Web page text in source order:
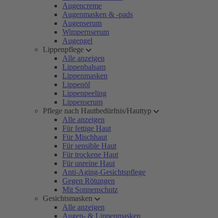
Augencreme
Augenmasken & -pads
Augenserum
Wimpernserum
Augengel
Lippenpflege
Alle anzeigen
Lippenbalsam
Lippenmasken
Lippenöl
Lippenpeeling
Lippenserum
Pflege nach Hautbedürfnis/Hauttyp
Alle anzeigen
Für fettige Haut
Für Mischhaut
Für sensible Haut
Für trockene Haut
Für unreine Haut
Anti-Aging-Gesichtspflege
Gegen Rötungen
Mit Sonnenschutz
Gesichtsmasken
Alle anzeigen
Augen- & Lippenmasken